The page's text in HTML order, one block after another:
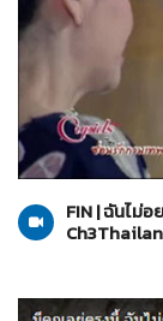
05-06-2560
FIN | ฉันไม่